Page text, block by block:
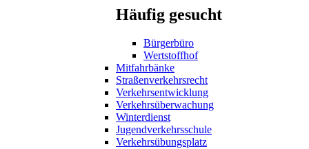
Häufig gesucht
Bürgerbüro
Wertstoffhof
Mitfahrbänke
Straßenverkehrsrecht
Verkehrsentwicklung
Verkehrsüberwachung
Winterdienst
Jugendverkehrsschule
Verkehrsübungsplatz